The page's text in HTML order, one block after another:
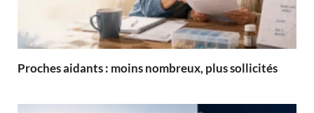
Proches aidants : moins nombreux, plus sollicités